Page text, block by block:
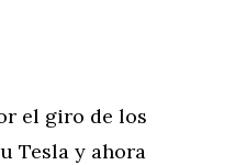
el giro de los
Tesla y ahora